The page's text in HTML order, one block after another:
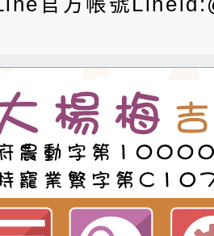
梅吉娃娃網站